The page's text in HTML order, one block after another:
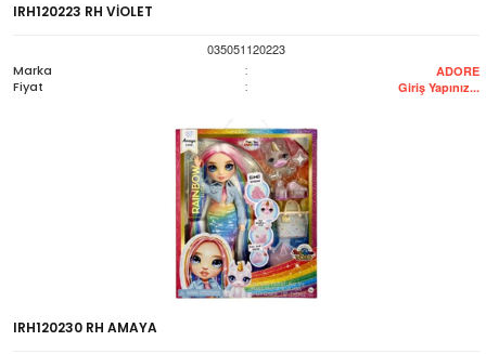
IRH120223 RH VİOLET
035051120223
Marka
: ADORE
Fiyat : Giriş Yapınız...
IRH120230 RH AMAYA